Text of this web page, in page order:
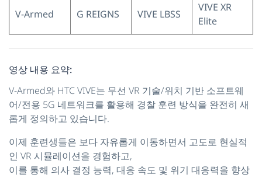
V-Armed G REIGNS VIVE LBSS
VIVE XR
Elite
영상 내용 요약:
V-Armed와 HTC VIVE는 무선 VR 기술/위치 기반 소프트웨
어/전용 5G 네트워크를 활용해 경찰 훈련 방식을 완전히 새
롭게 정의하고 있습니다.
이제 훈련생들은 보다 자유롭게 이동하면서 고도로 현실적
인 VR 시뮬레이션을 경험하고,
이를 통해 의사 결정 능력, 대응 속도 및 위기 대응력을 향상